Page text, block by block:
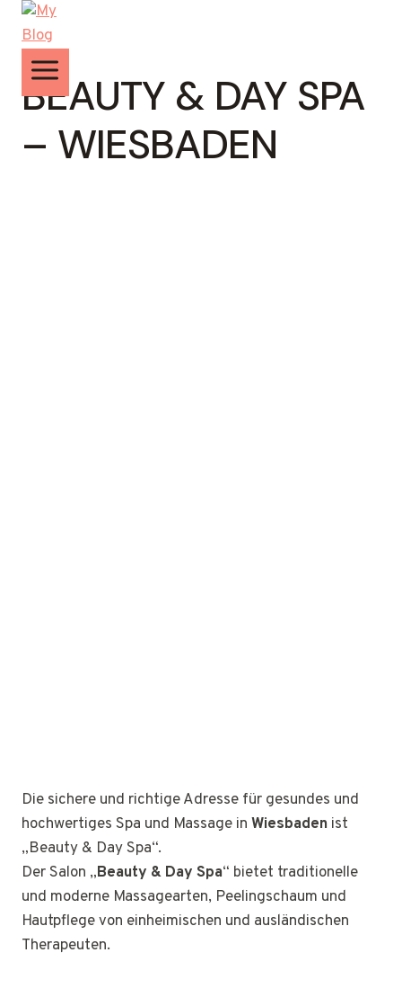
Zum
Inhalt
springen
BEAUTY & DAY SPA
– WIESBADEN
Die sichere und richtige Adresse für gesundes und
hochwertiges Spa und Massage in Wiesbaden ist
„Beauty & Day Spa“.
Der Salon „Beauty & Day Spa“ bietet traditionelle
und moderne Massagearten, Peelingschaum und
Hautpflege von einheimischen und ausländischen
Therapeuten.